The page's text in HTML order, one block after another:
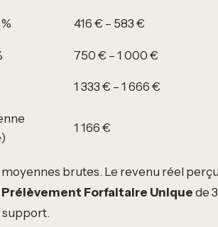
416 € – 583 €
750 € – 1 000 €
1 333 € – 1 666 €
1 166 €
brutes. Le revenu réel
Prélèvement Forfaitaire Unique de
support.